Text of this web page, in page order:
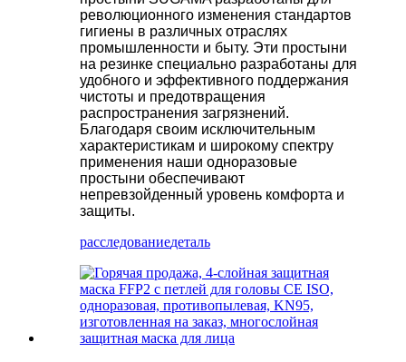
революционного изменения стандартов
гигиены в различных отраслях
промышленности и быту. Эти простыни
на резинке специально разработаны для
удобного и эффективного поддержания
чистоты и предотвращения
распространения загрязнений.
Благодаря своим исключительным
характеристикам и широкому спектру
применения наши одноразовые
простыни обеспечивают
непревзойденный уровень комфорта и
защиты.
расследованиедеталь